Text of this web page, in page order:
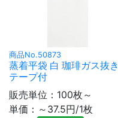
商品No.50873
蒸着平袋 白 珈琲ガス抜き
テープ付
販売単位：100枚～
単価：～37.5円/1枚